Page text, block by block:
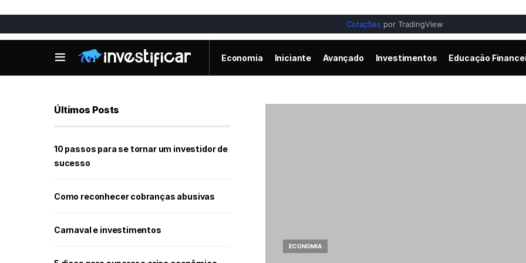
Cotações por TradingView
Economia Iniciante Avançado Investimentos Educação
ECONOMIA
Últimos Posts
10 passos para se tornar um investidor de
sucesso
Como reconhecer cobranças abusivas
Carnaval e investimentos